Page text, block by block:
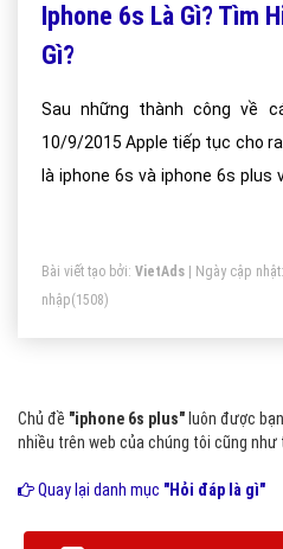
Iphone 6s Là Gì? Tìm
Gì?
Sau những thành công về
10/9/2015 Apple tiếp tục cho ra mắt đồng thời 2 sản phầm
là iphone 6s và iphone 6s plus
Bài viết tạo bởi: VietAds | Ngày cập nhật:
nhập(1508)
Chủ đề "iphone 6s plus" luôn được
nhiều trên web của chúng tôi cũng như
Quay lại danh mục "Hỏi đáp là gì"